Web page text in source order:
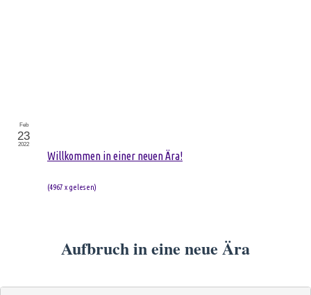
Willkommen in einer neuen Ära!
(4967 x gelesen)
Feb
23
2022
Aufbruch in eine neue Ära